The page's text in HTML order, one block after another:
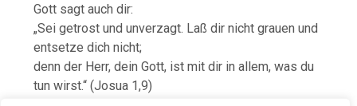
Gott sagt auch dir:
„Sei getrost und unverzagt. Laß dir nicht grauen und
entsetze dich nicht;
denn der Herr, dein Gott, ist mit dir in allem, was du
tun wirst.“ (Josua 1,9)